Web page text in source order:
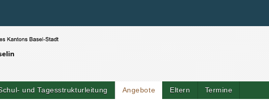
und Tagesstrukturleitung Angebote Eltern Termine